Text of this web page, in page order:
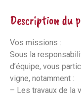
Description du
Vos missions :
Sous la
d’équipe, vous
vigne, notamment :
– Les travaux de la